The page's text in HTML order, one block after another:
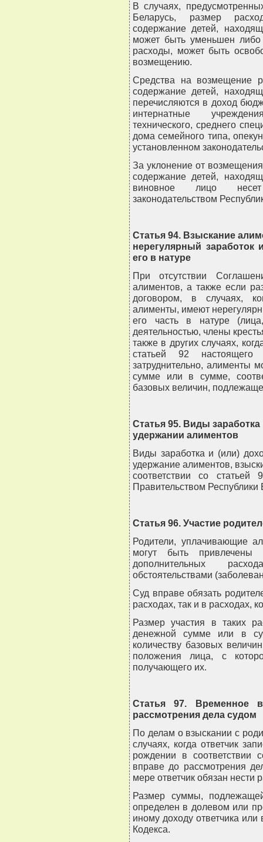
В случаях,
Беларусь, размер
содержание детей,
может быть уменьшен либо
расходы, может быть
возмещению.
Средства на возмещение
содержание детей,
перечисляются в доход
интернатные
технического, среднего
дома семейного типа,
установленном
За уклонение от
содержание детей,
виновное лицо несет
законодательством
Статья 94. Взыскание
нерегулярный
его в натуре
При отсутствии
алиментов, а также если
договором, в случаях,
алименты, имеют
его часть в натуре
деятельностью, члены
также в других случаях,
статьей 92
затруднительно, алименты
сумме или в сумме,
базовых величин,
Статья 95. Виды
удержании алиментов
Виды заработка и (или)
удержание алиментов,
соответствии со статьей
Правительством Республики
Статья 96. Участие
Родители, уплачивающие
могут быть
дополнительных
обстоятельствами
Суд вправе обязать
расходах, так и в расходах,
Размер участия в таких
денежной сумме или в
количеству базовых
положения лица, с
получающего их.
Статья 97. Временное
рассмотрения дела судом
По делам о взыскании с
случаях, когда ответчик
рождении в соответствии
вправе до рассмотрения
мере ответчик обязан
Размер суммы,
определен в долевом или
иному доходу ответчика или
Кодекса.